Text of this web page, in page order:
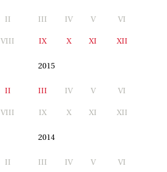
II III IV V VI
VIII IX X XI XII
2015
II III IV V VI
VIII IX X XI XII
2014
II III IV V VI